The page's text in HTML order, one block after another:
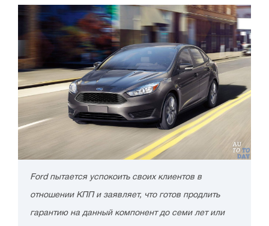
Ford пытается успокоить своих клиентов в
отношении КПП и заявляет, что готов продлить
гарантию на данный компонент до семи лет или